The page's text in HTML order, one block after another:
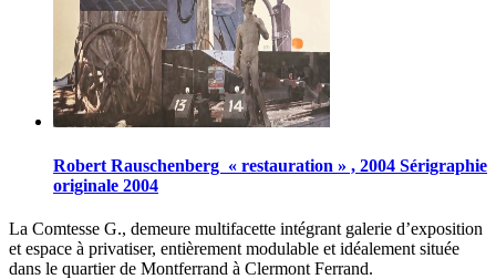
Robert Rauschenberg « restauration » , 2004 Sérigraphie
originale 2004
La Comtesse G., demeure multifacette intégrant galerie d’exposition
et espace à privatiser, entièrement modulable et idéalement située
dans le quartier de Montferrand à Clermont Ferrand.